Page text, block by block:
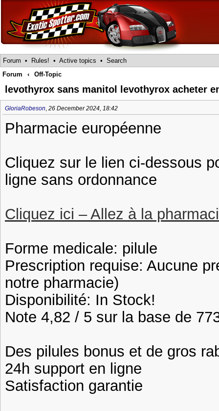
Forum • Rules! • Active topics • Search
Forum
‹ Off-Topic
levothyrox sans manitol levothyrox acheter
GloriaRobeson, 26 December 2024, 18:42
Pharmacie européenne
Cliquez sur le lien ci-dessous
ligne sans ordonnance
Cliquez ici – Allez à la
Forme medicale: pilule
Prescription requise: Aucune
notre pharmacie)
Disponibilité: In Stock!
Note 4,82 / 5 sur la base de
Des pilules bonus et de gros
24h support en ligne
Satisfaction garantie